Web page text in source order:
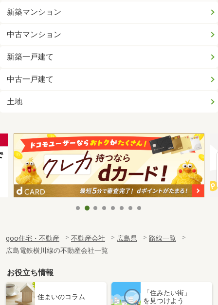
新築マンション
中古マンション
新築一戸建て
中古一戸建て
土地
goo住宅・不動産 不動産会社 広島県
路線一覧
広島電鉄横川線の不動産会社一覧
お役立ち情報
住まいのコラム
「住みたい街」
を見つけよう